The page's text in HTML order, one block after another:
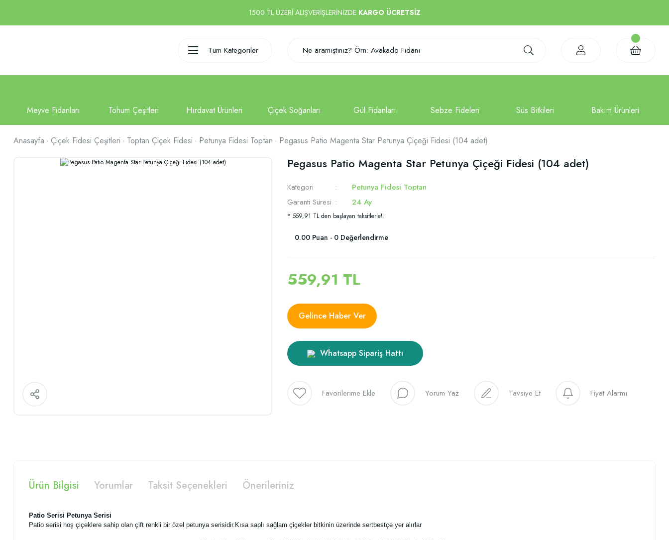
1500 TL ÜZERİ ALIŞVERİŞLERİNİZDE KARGO ÜCRETSİZ
Tüm Kategoriler
Anasayfa Çiçek Fidesi Çeşitleri Toptan Çiçek Fidesi Petunya Fidesi Toptan Pegasus Patio Magenta Star Petunya Çiçeği Fidesi (104 adet)
Pegasus Patio Magenta Star Petunya Çiçeği Fidesi (104 adet)
Kategori
Petunya Fidesi Toptan
Garanti Süresi
24 Ay
* 559,91 TL den başlayan taksitlerle!!
0.00 Puan - 0 Değerlendirme
559,91 TL
Gelince Haber Ver
Whatsapp Sipariş Hattı
Yorum Yaz Tavsiye Et Fiyat Alarmı
Ürün Bilgisi Yorumlar Taksit Seçenekleri Önerileriniz
Patio Serisi Petunya Serisi
Patio serisi hoş çiçeklere sahip olan çift renkli bir özel petunya serisidir.Kısa saplı sağlam çiçekler bitkinin üzerinde sertbestçe yer alırlar